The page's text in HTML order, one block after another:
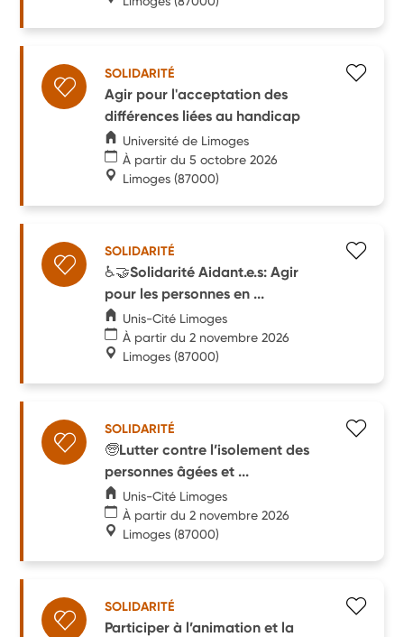
SOLIDARITÉ
Agir pour l'acceptation des
différences liées au handicap
Université de Limoges
À partir du 5 octobre 2026
Limoges (87000)
SOLIDARITÉ
♿🤝Solidarité Aidant.e.s: Agir
pour les personnes en ...
Unis-Cité Limoges
À partir du 2 novembre 2026
Limoges (87000)
SOLIDARITÉ
🧓Lutter contre l’isolement des
personnes âgées et ...
Unis-Cité Limoges
À partir du 2 novembre 2026
Limoges (87000)
SOLIDARITÉ
Participer à l’animation et la